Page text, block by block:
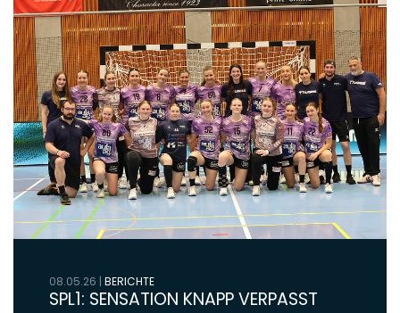
08.05.26 | BERICHTE
SPL1: SENSATION KNAPP VERPASST